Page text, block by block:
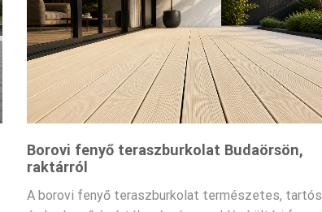
Borovi fenyő teraszburkolat Budaörsön,
raktárról
A borovi fenyő teraszburkolat természetes, tartós